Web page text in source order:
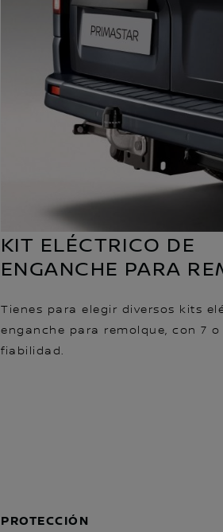
KIT ELÉCTRICO DE
ENGANCHE PARA
Tienes para elegir diversos kits
enganche para remolque, con 7 o
fiabilidad.
PROTECCIÓN